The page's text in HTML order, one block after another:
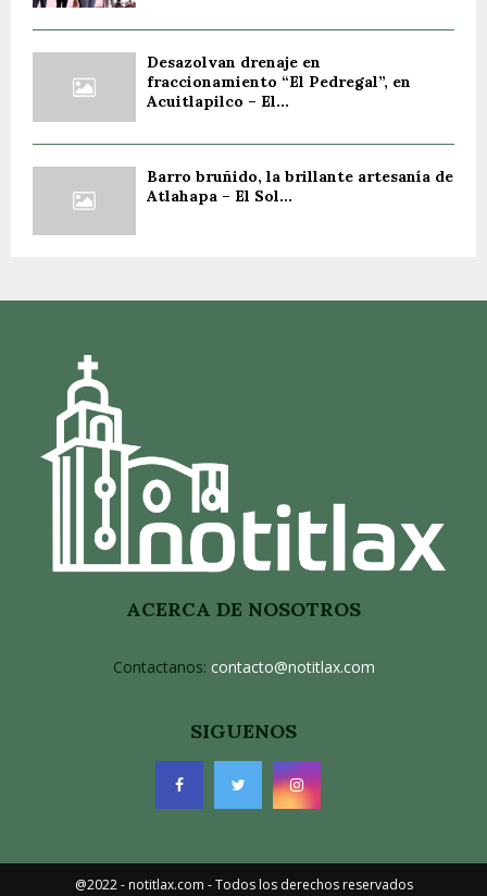
Desazolvan drenaje en
fraccionamiento “El Pedregal”, en
Acuitlapilco – El...
Barro bruñido, la brillante artesanía de
Atlahapa – El Sol...
ACERCA DE NOSOTROS
Contactanos: contacto@notitlax.com
SIGUENOS
@2022 - notitlax.com - Todos los derechos reservados